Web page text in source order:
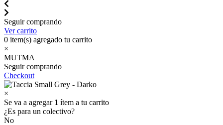
Seguir comprando
Ver carrito
0 item(s) agregado tu carrito
×
MUTMA
Seguir comprando
Checkout
×
Se va a agregar 1 ítem a tu carrito
¿Es para un colectivo?
No